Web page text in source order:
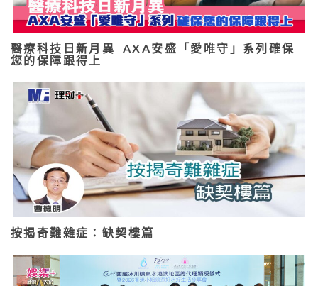
醫療科技日新月異 AXA安盛「愛唯守」系列確保
您的保障跟得上
按揭奇難雜症：缺契樓篇